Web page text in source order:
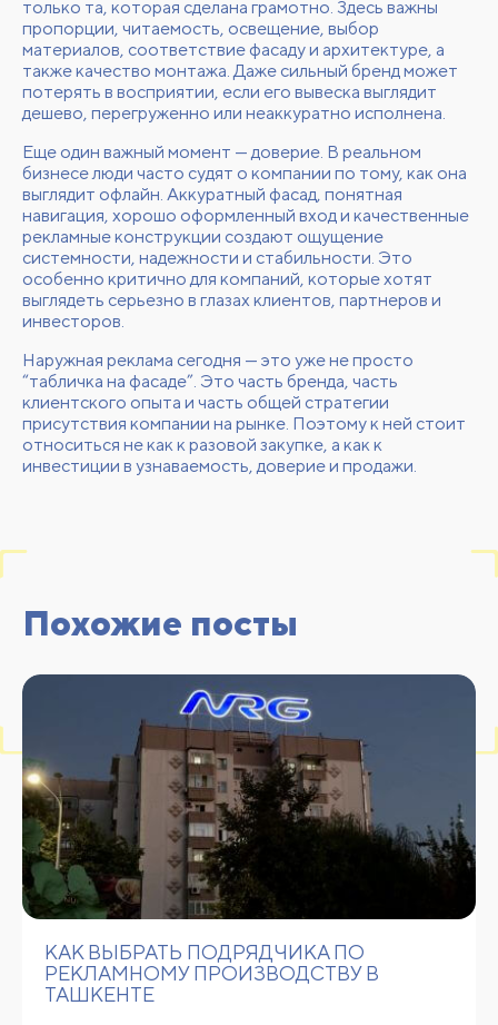
только та, которая сделана грамотно. Здесь важны
пропорции, читаемость, освещение, выбор
материалов, соответствие фасаду и архитектуре, а
также качество монтажа. Даже сильный бренд может
потерять в восприятии, если его вывеска выглядит
дешево, перегруженно или неаккуратно исполнена.
Еще один важный момент — доверие. В реальном
бизнесе люди часто судят о компании по тому, как она
выглядит офлайн. Аккуратный фасад, понятная
навигация, хорошо оформленный вход и качественные
рекламные конструкции создают ощущение
системности, надежности и стабильности. Это
особенно критично для компаний, которые хотят
выглядеть серьезно в глазах клиентов, партнеров и
инвесторов.
Наружная реклама сегодня — это уже не просто
“табличка на фасаде”. Это часть бренда, часть
клиентского опыта и часть общей стратегии
присутствия компании на рынке. Поэтому к ней стоит
относиться не как к разовой закупке, а как к
инвестиции в узнаваемость, доверие и продажи.
Похожие посты
КАК ВЫБРАТЬ ПОДРЯДЧИКА ПО
РЕКЛАМНОМУ ПРОИЗВОДСТВУ В
ТАШКЕНТЕ